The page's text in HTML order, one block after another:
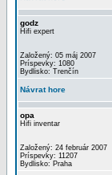
godz
Hifi expert
Založený: 05 máj 2007
Príspevky: 1080
Bydlisko: Trenčín
Návrat hore
opa
Hifi inventar
Založený: 24 február 2007
Príspevky: 11207
Bydlisko: Praha